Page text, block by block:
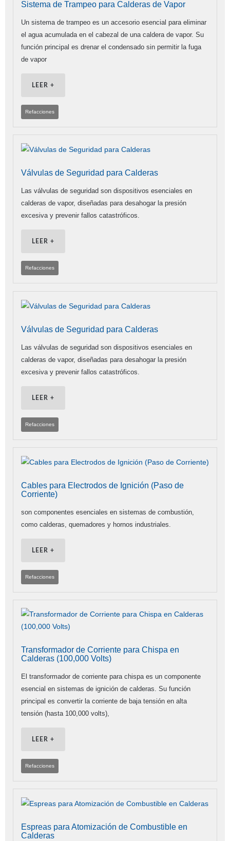
Sistema de Trampeo para Calderas de Vapor
Un sistema de trampeo es un accesorio esencial para eliminar
el agua acumulada en el cabezal de una caldera de vapor. Su
función principal es drenar el condensado sin permitir la fuga
de vapor
LEER +
Refacciones
Válvulas de Seguridad para Calderas
Las válvulas de seguridad son dispositivos esenciales en
calderas de vapor, diseñadas para desahogar la presión
excesiva y prevenir fallos catastróficos.
LEER +
Refacciones
Válvulas de Seguridad para Calderas
Las válvulas de seguridad son dispositivos esenciales en
calderas de vapor, diseñadas para desahogar la presión
excesiva y prevenir fallos catastróficos.
LEER +
Refacciones
Cables para Electrodos de Ignición (Paso de
Corriente)
son componentes esenciales en sistemas de combustión,
como calderas, quemadores y hornos industriales.
LEER +
Refacciones
Transformador de Corriente para Chispa en
Calderas (100,000 Volts)
El transformador de corriente para chispa es un componente
esencial en sistemas de ignición de calderas. Su función
principal es convertir la corriente de baja tensión en alta
tensión (hasta 100,000 volts),
LEER +
Refacciones
Espreas para Atomización de Combustible en
Calderas